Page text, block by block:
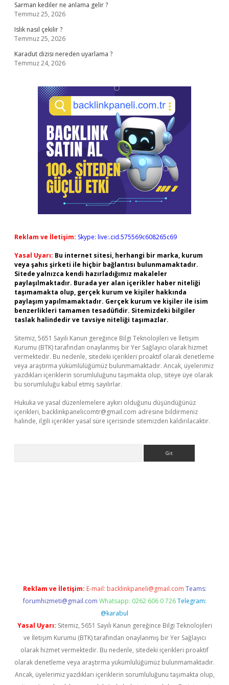
Sarman kediler ne anlama gelir ?
Temmuz 25, 2026
Islık nasıl çekilir ?
Temmuz 25, 2026
Karadut dizisi nereden uyarlama ?
Temmuz 24, 2026
Reklam ve İletişim: Skype: live:.cid.575569c608265c69
Yasal Uyarı: Bu internet sitesi, herhangi bir marka, kurum
veya şahıs şirketi ile hiçbir bağlantısı bulunmamaktadır.
Sitede yalnızca kendi hazırladığımız makaleler
paylaşılmaktadır. Burada yer alan içerikler haber niteliği
taşımamakta olup, gerçek kurum ve kişiler hakkında
paylaşım yapılmamaktadır. Gerçek kurum ve kişiler ile isim
benzerlikleri tamamen tesadüfidir. Sitemizdeki bilgiler
taslak halindedir ve tavsiye niteliği taşımazlar.
Sitemiz, 5651 Sayılı Kanun gereğince Bilgi Teknolojileri ve İletişim
Kurumu (BTK) tarafından onaylanmış bir Yer Sağlayıcı olarak hizmet
vermektedir. Bu nedenle, sitedeki içerikleri proaktif olarak denetleme
veya araştırma yükümlülüğümüz bulunmamaktadır. Ancak, üyelerimiz
yazdıkları içeriklerin sorumluluğunu taşımakta olup, siteye üye olarak
bu sorumluluğu kabul etmiş sayılırlar.
Hukuka ve yasal düzenlemelere aykırı olduğunu düşündüğünüz
içerikleri, backlinkpanelicomtr@gmail.com adresine bildirmeniz
halinde, ilgili içerikler yasal süre içerisinde sitemizden kaldırılacaktır.
Reklam ve İletişim: E-mail: backlinkpaneli@gmail.com Teams:
forumhizmeti@gmail.com Whatsapp: 0262 606 0 726 Telegram:
@karabul
Yasal Uyarı: Sitemiz, 5651 Sayılı Kanun gereğince Bilgi Teknolojileri
ve İletişim Kurumu (BTK) tarafından onaylanmış bir Yer Sağlayıcı
olarak hizmet vermektedir. Bu nedenle, sitedeki içerikleri proaktif
olarak denetleme veya araştırma yükümlülüğümüz bulunmamaktadır.
Ancak, üyelerimiz yazdıkları içeriklerin sorumluluğunu taşımakta olup,